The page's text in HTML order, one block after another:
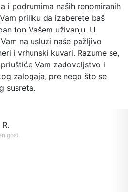
i podrumima naših renomiranih
priliku da izaberete baš
ton Vašem uživanju. U
na usluzi naše pažljivo
i vrhunski kuvari. Razume se,
Vam zadovoljstvo i
zalogaja, pre nego što se
susreta.
gost,